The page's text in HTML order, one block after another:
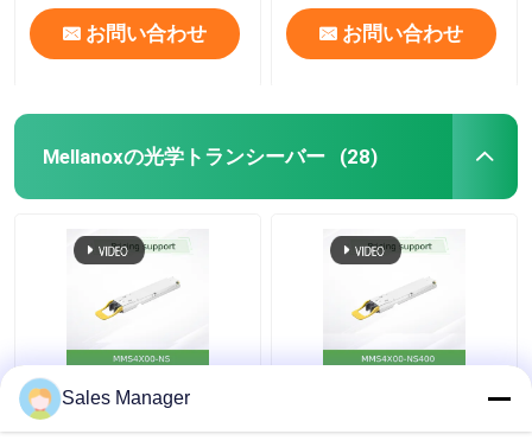
お問い合わせ お問い合わせ
Mellanoxの光学トランシーバー (28)
MMS4X00-Ns 800gbps
ツインポート OSfp
Sales Manager